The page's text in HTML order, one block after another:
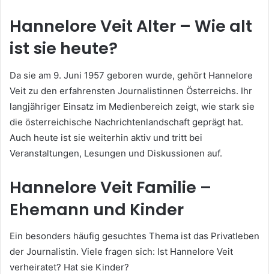
Hannelore Veit Alter – Wie alt
ist sie heute?
Da sie am 9. Juni 1957 geboren wurde, gehört Hannelore
Veit zu den erfahrensten Journalistinnen Österreichs. Ihr
langjähriger Einsatz im Medienbereich zeigt, wie stark sie
die österreichische Nachrichtenlandschaft geprägt hat.
Auch heute ist sie weiterhin aktiv und tritt bei
Veranstaltungen, Lesungen und Diskussionen auf.
Hannelore Veit Familie –
Ehemann und Kinder
Ein besonders häufig gesuchtes Thema ist das Privatleben
der Journalistin. Viele fragen sich: Ist Hannelore Veit
verheiratet? Hat sie Kinder?